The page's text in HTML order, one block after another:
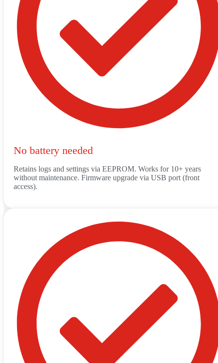
No battery needed
Retains logs and settings via EEPROM. Works for 10+ years
without maintenance. Firmware upgrade via USB port (front
access).